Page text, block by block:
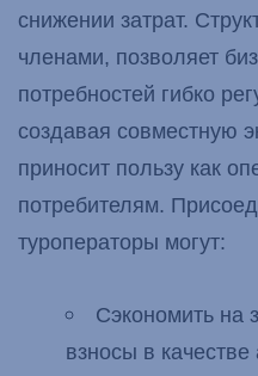
снижении затрат.
членами, позволяет
потребностей гибко
создавая совместную
приносит пользу как
потребителям.
туроператоры могут:
Сэкономить на
взносы в качестве